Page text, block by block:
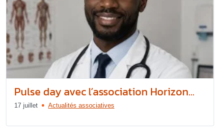
Pulse day avec l’association Horizon...
17 juillet Actualités associatives